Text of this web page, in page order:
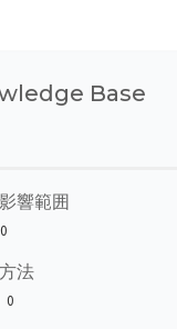
Base
響範囲
0
法
0